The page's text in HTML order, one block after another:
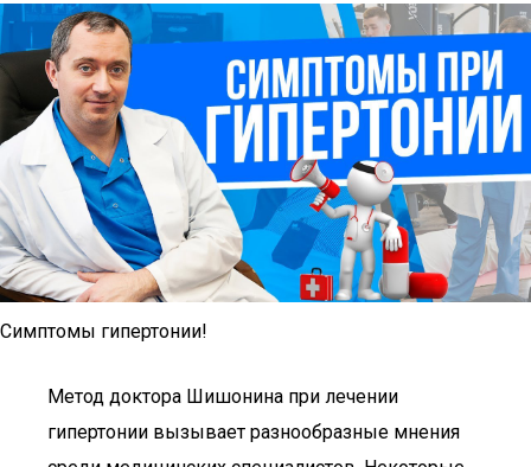
Симптомы гипертонии!
Метод доктора Шишонина при лечении
гипертонии вызывает разнообразные мнения